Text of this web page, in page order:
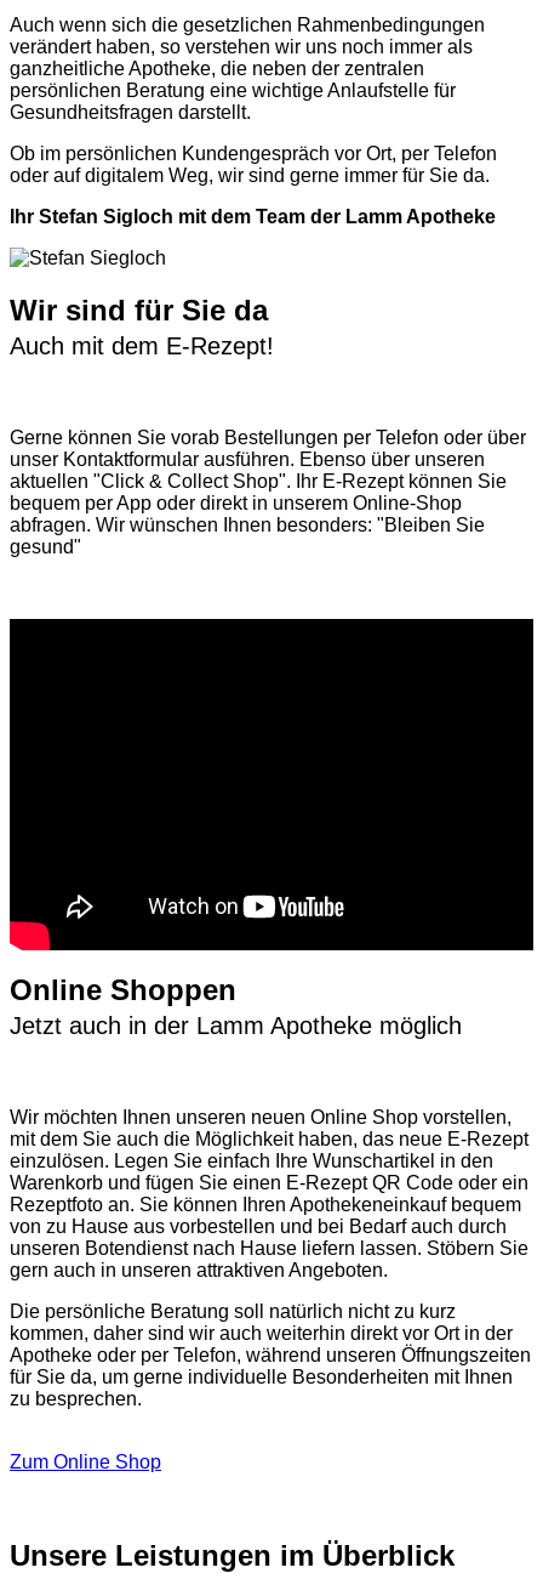
Auch wenn sich die gesetzlichen Rahmenbedingungen
verändert haben, so verstehen wir uns noch immer als
ganzheitliche Apotheke, die neben der zentralen
persönlichen Beratung eine wichtige Anlaufstelle für
Gesundheitsfragen darstellt.
Ob im persönlichen Kundengespräch vor Ort, per Telefon
oder auf digitalem Weg, wir sind gerne immer für Sie da.
Ihr Stefan Sigloch mit dem Team der Lamm Apotheke
Wir sind für Sie da
Auch mit dem E-Rezept!
Gerne können Sie vorab Bestellungen per Telefon oder über
unser Kontaktformular ausführen. Ebenso über unseren
aktuellen "Click & Collect Shop". Ihr E-Rezept können Sie
bequem per App oder direkt in unserem Online-Shop
abfragen. Wir wünschen Ihnen besonders: "Bleiben Sie
gesund"
Online Shoppen
Jetzt auch in der Lamm Apotheke möglich
Wir möchten Ihnen unseren neuen Online Shop vorstellen,
mit dem Sie auch die Möglichkeit haben, das neue E-Rezept
einzulösen. Legen Sie einfach Ihre Wunschartikel in den
Warenkorb und fügen Sie einen E-Rezept QR Code oder ein
Rezeptfoto an. Sie können Ihren Apothekeneinkauf bequem
von zu Hause aus vorbestellen und bei Bedarf auch durch
unseren Botendienst nach Hause liefern lassen. Stöbern Sie
gern auch in unseren attraktiven Angeboten.
Die persönliche Beratung soll natürlich nicht zu kurz
kommen, daher sind wir auch weiterhin direkt vor Ort in der
Apotheke oder per Telefon, während unseren Öffnungszeiten
für Sie da, um gerne individuelle Besonderheiten mit Ihnen
zu besprechen.
Zum Online Shop
Unsere Leistungen im Überblick